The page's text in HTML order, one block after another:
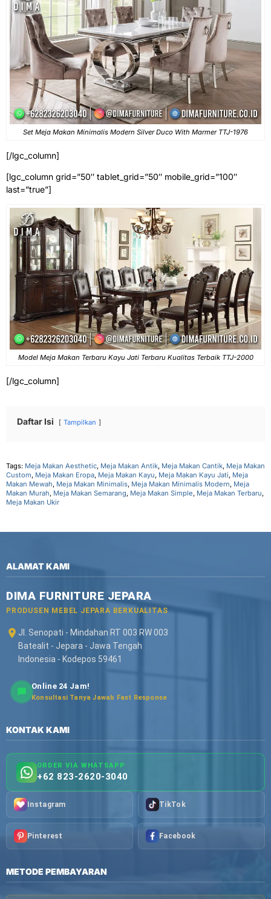
Set Meja Makan Minimalis Modern Silver Duco With Marmer TTJ-1976
[/lgc_column]
[lgc_column grid=”50″ tablet_grid=”50″ mobile_grid=”100″
last=”true”]
Model Meja Makan Terbaru Kayu Jati Terbaru Kualitas Terbaik TTJ-2000
[/lgc_column]
Daftar Isi Tampilkan
Tags: Meja Makan Aesthetic, Meja Makan Antik, Meja Makan Cantik, Meja Makan
Custom, Meja Makan Eropa, Meja Makan Kayu, Meja Makan Kayu Jati, Meja
Makan Mewah, Meja Makan Minimalis, Meja Makan Minimalis Modern, Meja
Makan Murah, Meja Makan Semarang, Meja Makan Simple, Meja Makan Terbaru,
Meja Makan Ukir
ALAMAT KAMI
DIMA FURNITURE JEPARA
PRODUSEN MEBEL JEPARA BERKUALITAS
Jl. Senopati - Mindahan RT 003 RW 003
Batealit - Jepara - Jawa Tengah
Indonesia - Kodepos 59461
Online 24 Jam!
Konsultasi Tanya Jawab Fast Response
KONTAK KAMI
ORDER VIA WHATSAPP
+62 823-2620-3040
Instagram TikTok
Pinterest Facebook
METODE PEMBAYARAN